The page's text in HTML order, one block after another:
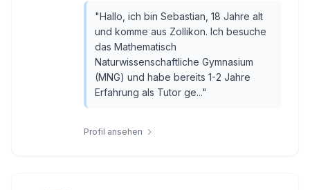
"Hallo, ich bin Sebastian, 18 Jahre alt
und komme aus Zollikon. Ich besuche
das Mathematisch
Naturwissenschaftliche Gymnasium
(MNG) und habe bereits 1-2 Jahre
Erfahrung als Tutor ge..."
Profil ansehen